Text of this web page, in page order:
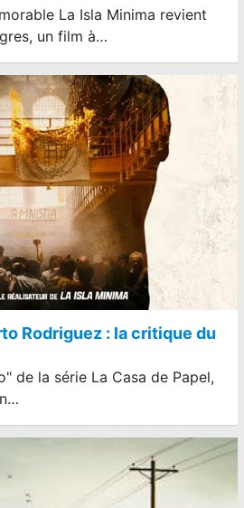
La Isla Minima revient
un film à…
Rodriguez : la critique du
de la série La Casa de Papel,